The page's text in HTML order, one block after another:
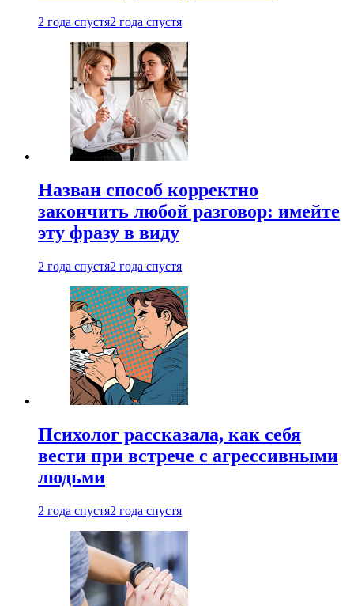
2 года спустя2 года спустя
Назван способ корректно
закончить любой разговор: имейте
эту фразу в виду
2 года спустя2 года спустя
Психолог рассказала, как себя
вести при встрече с агрессивными
людьми
2 года спустя2 года спустя